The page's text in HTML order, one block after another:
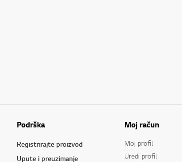
Podrška
Registrirajte proizvod
Upute i preuzimanje
Moj račun
Moj profil
Uredi profil